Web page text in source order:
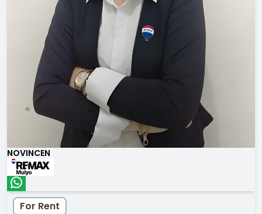
NOVINCEN
For Rent